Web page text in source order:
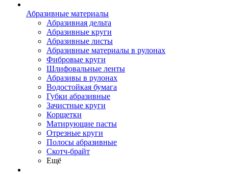
Абразивные материалы
Абразивная дельта
Абразивные круги
Абразивные листы
Абразивные материалы в рулонах
Фибровые круги
Шлифовальные ленты
Абразивы в рулонах
Водостойкая бумага
Губки абразивные
Зачистные круги
Корщетки
Матирующие пасты
Отрезные круги
Полосы абразивные
Скотч-брайт
Ещё